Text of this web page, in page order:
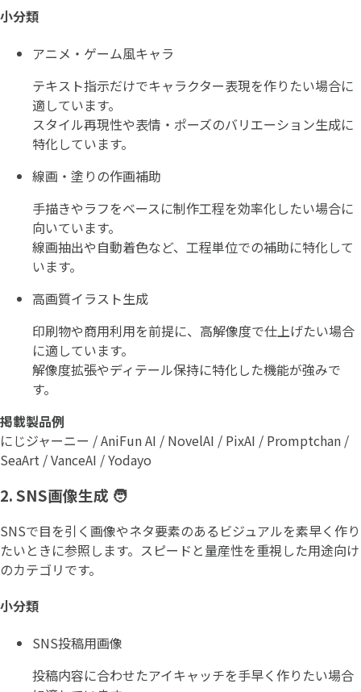
小分類
アニメ・ゲーム風キャラ
テキスト指示だけでキャラクター表現を作りたい場合に
適しています。
スタイル再現性や表情・ポーズのバリエーション生成に
特化しています。
線画・塗りの作画補助
手描きやラフをベースに制作工程を効率化したい場合に
向いています。
線画抽出や自動着色など、工程単位での補助に特化して
います。
高画質イラスト生成
印刷物や商用利用を前提に、高解像度で仕上げたい場合
に適しています。
解像度拡張やディテール保持に特化した機能が強みで
す。
掲載製品例
にじジャーニー / AniFun AI / NovelAI / PixAI / Promptchan /
SeaArt / VanceAI / Yodayo
2. SNS画像生成 🧑
SNSで目を引く画像やネタ要素のあるビジュアルを素早く作り
たいときに参照します。スピードと量産性を重視した用途向け
のカテゴリです。
小分類
SNS投稿用画像
投稿内容に合わせたアイキャッチを手早く作りたい場合